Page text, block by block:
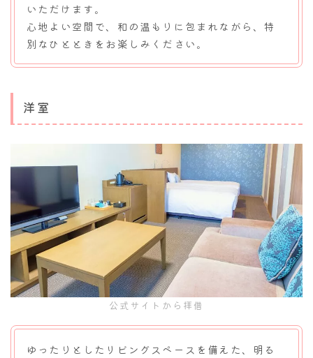
いただけます。
心地よい空間で、和の温もりに包まれながら、特
別なひとときをお楽しみください。
洋室
公式サイトから拝借
ゆったりとしたリビングスペースを備えた、明る